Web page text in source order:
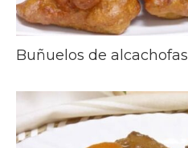
Buñuelos de alcachofas